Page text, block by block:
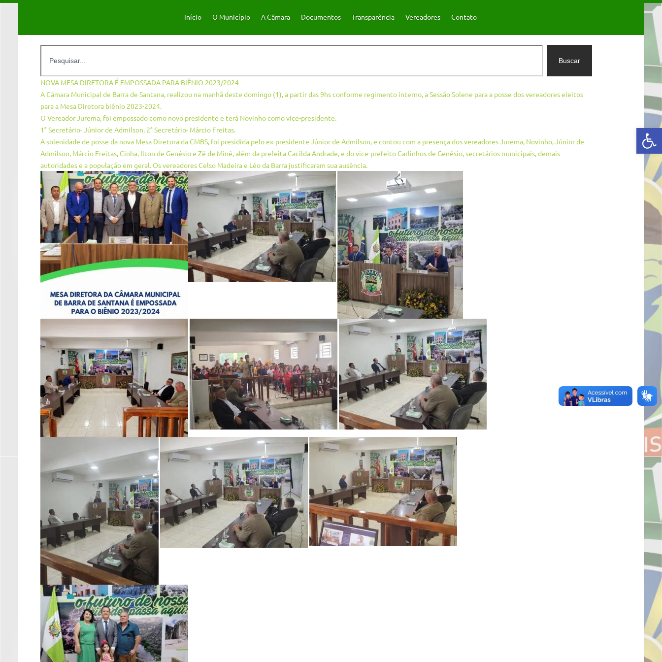
Abrir a barra de ferramentas
Início O Município A Câmara Documentos Transparência Vereadores Contato
Buscar
NOVA MESA DIRETORA É EMPOSSADA PARA BIÊNIO 2023/2024
A Câmara Municipal de Barra de Santana, realizou na manhã deste domingo (1), a partir das 9hs conforme regimento interno, a Sessão Solene para a posse dos vereadores eleitos
para a Mesa Diretora biênio 2023-2024.
O Vereador Jurema, foi empossado como novo presidente e terá Novinho como vice-presidente.
1° Secretário- Júnior de Admilson, 2° Secretário- Márcio Freitas.
A solenidade de posse da nova Mesa Diretora da CMBS, foi presidida pelo ex-presidente Júnior de Admilson, e contou com a presença dos vereadores Jurema, Novinho, Júnior de
Admilson, Márcio Freitas, Cinha, Ilton de Genésio e Zé de Miné, além da prefeita Cacilda Andrade, e do vice-prefeito Carlinhos de Genésio, secretários municipais, demais
autoridades e a população em geral. Os vereadores Celso Madeira e Léo da Barra justificaram sua ausência.